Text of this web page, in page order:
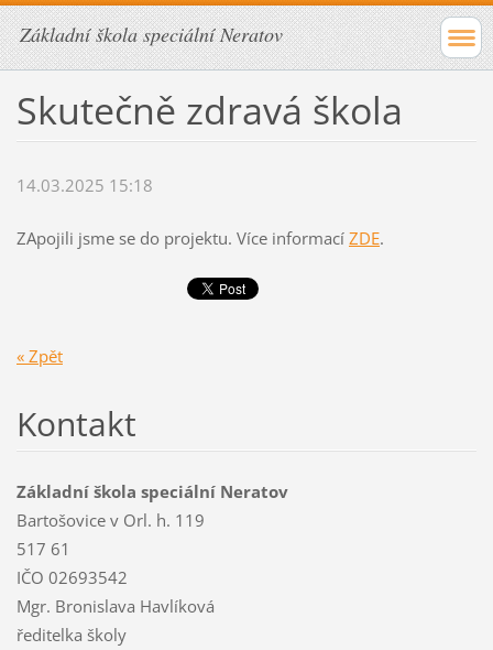
Základní škola speciální Neratov
Skutečně zdravá škola
14.03.2025 15:18
ZApojili jsme se do projektu. Více informací ZDE.
« Zpět
Kontakt
Základní škola speciální Neratov
Bartošovice v Orl. h. 119
517 61
IČO 02693542
Mgr. Bronislava Havlíková
ředitelka školy